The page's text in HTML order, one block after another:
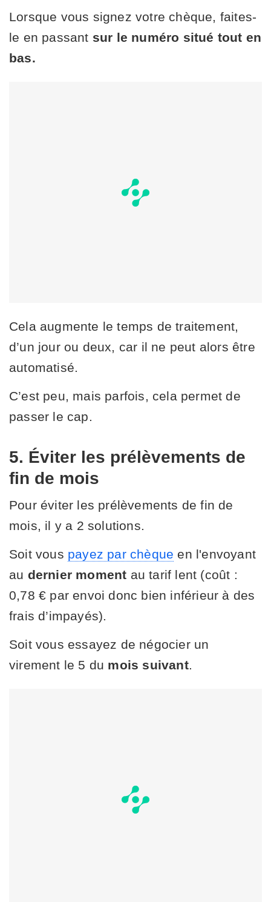
Lorsque vous signez votre chèque, faites-
le en passant sur le numéro situé tout en
bas.
Cela augmente le temps de traitement,
d’un jour ou deux, car il ne peut alors être
automatisé.
C’est peu, mais parfois, cela permet de
passer le cap.
5. Éviter les prélèvements de
fin de mois
Pour éviter les prélèvements de fin de
mois, il y a 2 solutions.
Soit vous payez par chèque en l'envoyant
au dernier moment au tarif lent (coût :
0,78 € par envoi donc bien inférieur à des
frais d’impayés).
Soit vous essayez de négocier un
virement le 5 du mois suivant.